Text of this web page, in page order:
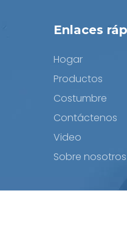
Enlaces
Hogar
Productos
Costumbre
Contáctenos
Video
Sobre nosotros